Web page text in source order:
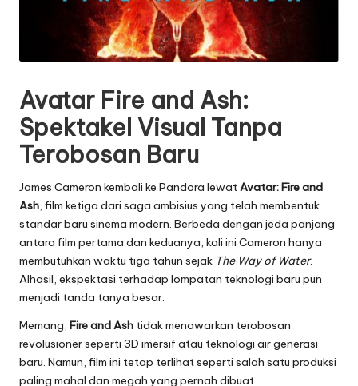
Avatar Fire and Ash:
Spektakel Visual Tanpa
Terobosan Baru
James Cameron kembali ke Pandora lewat Avatar: Fire and
Ash , film ketiga dari saga ambisius yang telah membentuk
standar baru sinema modern. Berbeda dengan jeda panjang
antara film pertama dan keduanya, kali ini Cameron hanya
membutuhkan waktu tiga tahun sejak The Way of Water.
Alhasil, ekspektasi terhadap lompatan teknologi baru pun
menjadi tanda tanya besar.
Memang, Fire and Ash tidak menawarkan terobosan
revolusioner seperti 3D imersif atau teknologi air generasi
baru. Namun, film ini tetap terlihat seperti salah satu produksi
paling mahal dan megah yang pernah dibuat.